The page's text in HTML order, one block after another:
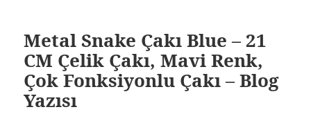
Metal Snake Çakı Blue – 21
CM Çelik Çakı, Mavi Renk,
Çok Fonksiyonlu Çakı – Blog
Yazısı